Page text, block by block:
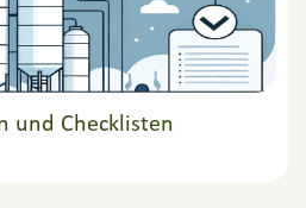
und Checklisten